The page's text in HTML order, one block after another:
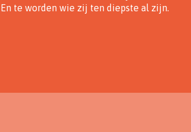
En te worden wie zij ten diepste al zijn.